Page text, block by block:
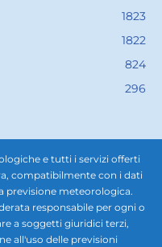
1823
1822
824
296
e tutti i servizi offerti
compatibilmente con i dati
previsione meteorologica.
responsabile per ogni o
a soggetti giuridici terzi,
all'uso delle previsioni